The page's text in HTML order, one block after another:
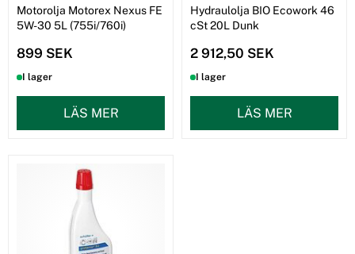
Motorolja Motorex Nexus FE
5W-30 5L (755i/760i)
899 SEK
I lager
LÄS MER
Hydraulolja BIO Ecowork 46
cSt 20L Dunk
2 912,50 SEK
I lager
LÄS MER